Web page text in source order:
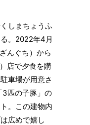
しまちょうふ
。2022年4月
んぐち）から
店で夕食を購
車場が用意さ
3匹の子豚」の
。この建物内
広めで嬉し